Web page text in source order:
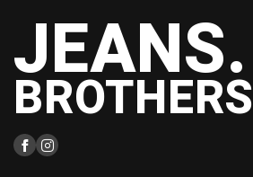
JEANS.
BROTHERS